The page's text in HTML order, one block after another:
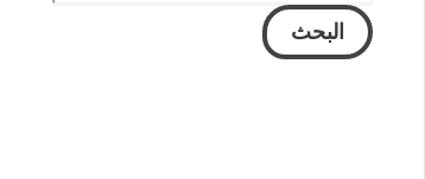
البحث